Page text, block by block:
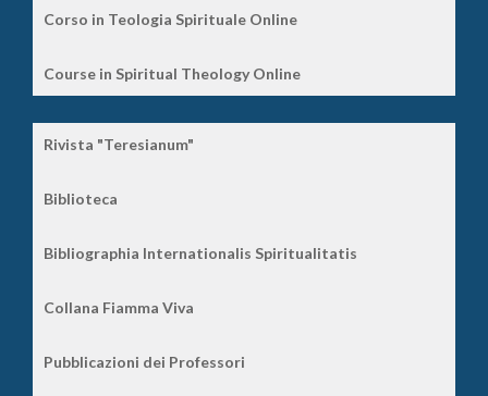
Corso in Teologia Spirituale Online
Course in Spiritual Theology Online
Rivista "Teresianum"
Biblioteca
Bibliographia Internationalis Spiritualitatis
Collana Fiamma Viva
Pubblicazioni dei Professori